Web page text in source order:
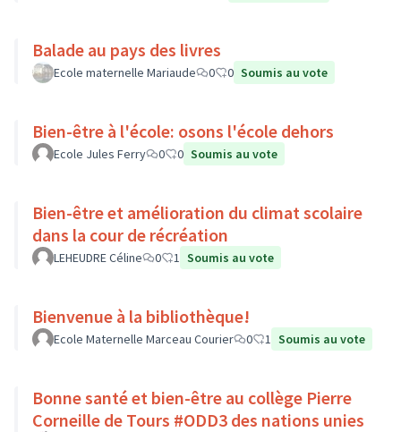
Balade au pays des livres
Ecole maternelle Mariaude 0 0 Soumis au vote
Bien-être à l'école: osons l'école dehors
Ecole Jules Ferry 0 0 Soumis au vote
Bien-être et amélioration du climat scolaire
dans la cour de récréation
LEHEUDRE Céline 0 1 Soumis au vote
Bienvenue à la bibliothèque!
Ecole Maternelle Marceau Courier 0 1 Soumis au vote
Bonne santé et bien-être au collège Pierre
Corneille de Tours #ODD3 des nations unies